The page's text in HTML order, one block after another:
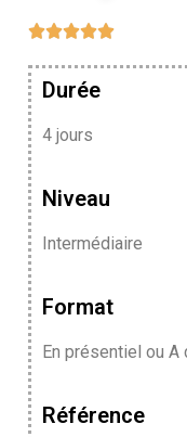

Durée
4 jours
Niveau
Intermédiaire
Format
En présentiel ou A
Référence